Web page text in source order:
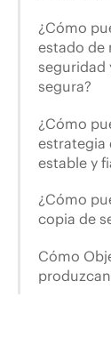
¿Cómo
estado de
seguridad
segura?
¿Cómo
estrategia
estable y
¿Cómo
copia de
Cómo